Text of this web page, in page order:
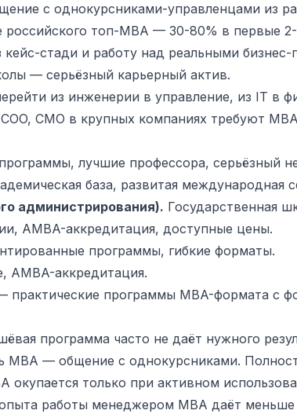
с однокурсниками-управленцами из
российского топ-MBA — 30-80% в первые 2-
кейс-стади и работу над реальными бизнес-
— серьёзный карьерный актив.
из инженерии в управление, из IT в
CMO в крупных компаниях требуют
лучшие профессора, серьёзный
база, развитая международная
администрирования). Государственная
AMBA-аккредитация, доступные цены.
программы, гибкие форматы.
AMBA-аккредитация.
практические программы MBA-формата с
программа часто не даёт нужного
MBA — общение с однокурсниками.
окупается только при активном
работы менеджером MBA даёт меньше